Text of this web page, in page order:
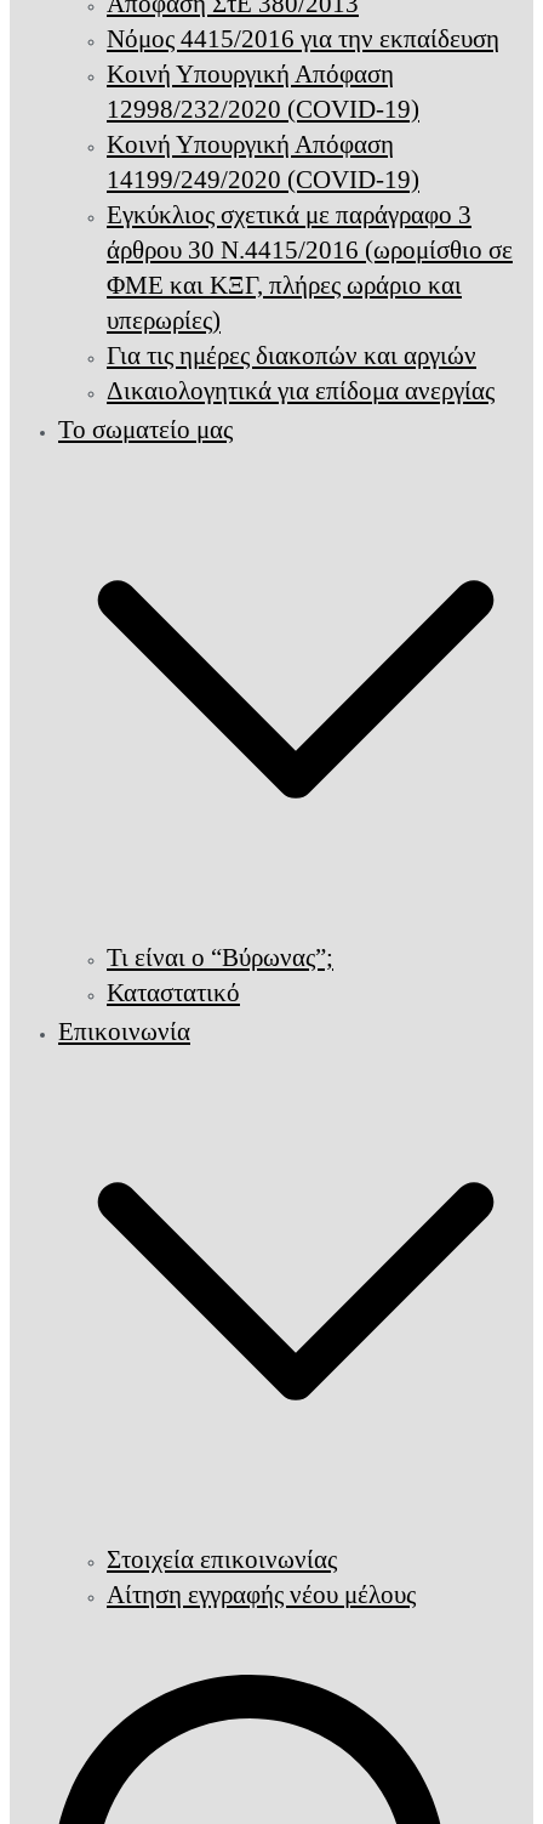
Νόμος 4415/2016 για την εκπαίδευση
Κοινή Υπουργική Απόφαση
12998/232/2020 (COVID-19)
Κοινή Υπουργική Απόφαση
14199/249/2020 (COVID-19)
Εγκύκλιος σχετικά με παράγραφο 3
άρθρου 30 Ν.4415/2016 (ωρομίσθιο σε
ΦΜΕ και ΚΞΓ, πλήρες ωράριο και
υπερωρίες)
Για τις ημέρες διακοπών και αργιών
Δικαιολογητικά για επίδομα ανεργίας
Το σωματείο μας
Τι είναι ο “Βύρωνας”;
Καταστατικό
Επικοινωνία
Στοιχεία επικοινωνίας
Αίτηση εγγραφής νέου μέλους